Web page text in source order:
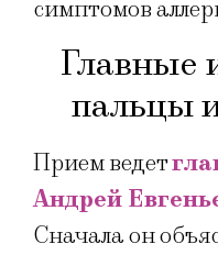
симптомов
Главные
пальцы
Прием ведет
Андрей
Сначала он